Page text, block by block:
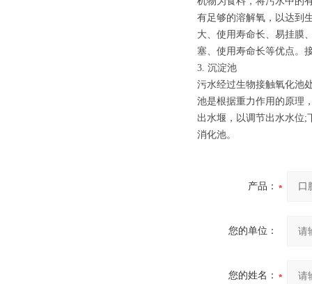
有足够的溶解氧，以达到
大、使用寿命长、易挂膜
塞、使用寿命长等优点。
3. 沉淀池
污水经过生物接触氧化池
池是根据重力作用的原理
出水堰，以调节出水水位;
消化池。
产品：
您的单位：
您的姓名：